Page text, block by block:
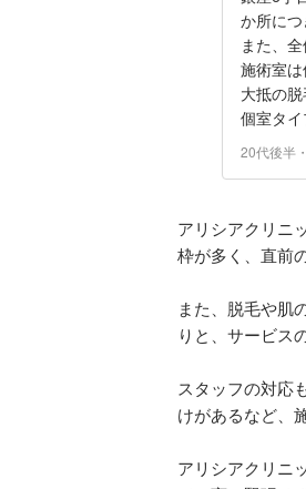
か所に
また、
施術室は
大抵の
個室タイ
20代後半
アリシアクリニ
枠が多く、直前
また、脱毛や肌
りと、サービス
スタッフの対応
けがあるなど、
アリシアクリニ